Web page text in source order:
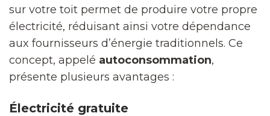
sur votre toit permet de produire votre propre
électricité, réduisant ainsi votre dépendance
aux fournisseurs d’énergie traditionnels. Ce
concept, appelé autoconsommation,
présente plusieurs avantages :
Électricité gratuite